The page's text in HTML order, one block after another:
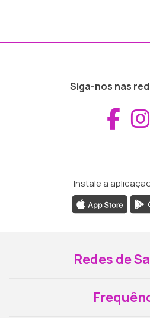
Siga-nos nas
Instale a
Redes de